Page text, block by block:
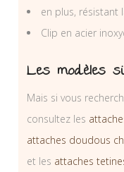
en plus, résistant
Clip en acier
Les modèles
Mais si vous
consultez les
attaches doudous
et les attaches